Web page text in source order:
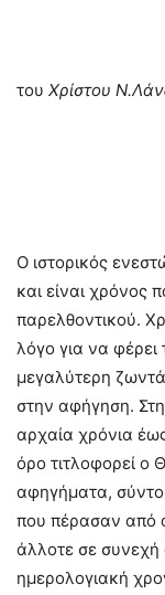
του Χρίστου
Ο ιστορικός
και είναι χρόνος
παρελθοντικού.
λόγο για να
μεγαλύτερη
στην αφήγηση.
αρχαία χρόνια
όρο τιτλοφορεί ο
αφηγήματα,
που πέρασαν από
άλλοτε σε
ημερολογιακή